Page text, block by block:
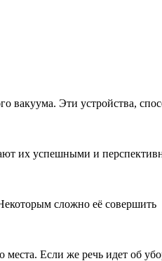
вакуума. Эти устройства,
их успешными и
сложно её совершить
Если же речь идет об